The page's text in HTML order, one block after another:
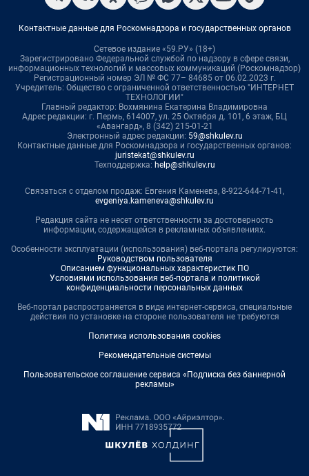
Контактные данные для Роскомнадзора и государственных органов
Сетевое издание «59.РУ» (18+)
Зарегистрировано Федеральной службой по надзору в сфере связи,
информационных технологий и массовых коммуникаций (Роскомнадзор)
Регистрационный номер ЭЛ № ФС 77– 84685 от 06.02.2023 г.
Учредитель: Общество с ограниченной ответственностью "ИНТЕРНЕТ
ТЕХНОЛОГИИ"
Главный редактор: Вохмянина Екатерина Владимировна
Адрес редакции: г. Пермь, 614007, ул. 25 Октября д. 101, 6 этаж, БЦ
«Авангард», 8 (342) 215-01-21
Электронный адрес редакции: 59@shkulev.ru
Контактные данные для Роскомнадзора и государственных органов:
juristekat@shkulev.ru
Техподдержка: help@shkulev.ru
Связаться с отделом продаж: Евгения Каменева, 8-922-644-71-41,
evgeniya.kameneva@shkulev.ru
Редакция сайта не несет ответственности за достоверность
информации, содержащейся в рекламных объявлениях.
Особенности эксплуатации (использования) веб-портала регулируются:
Руководством пользователя
Описанием функциональных характеристик ПО
Условиями использования веб-портала и политикой
конфиденциальности персональных данных
Веб-портал распространяется в виде интернет-сервиса, специальные
действия по установке на стороне пользователя не требуются
Политика использования cookies
Рекомендательные системы
Пользовательское соглашение сервиса «Подписка без баннерной
рекламы»